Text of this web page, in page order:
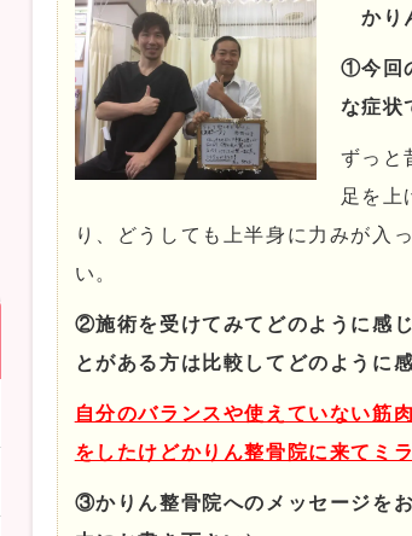
かり
①今回
な症状
ずっと
足を上
り、どうしても上半身に力みが入
い。
②施術を受けてみてどのように感
とがある方は比較してどのように
自分のバランスや使えていない筋
をしたけどかりん整骨院に来てミ
③かりん整骨院へのメッセージを